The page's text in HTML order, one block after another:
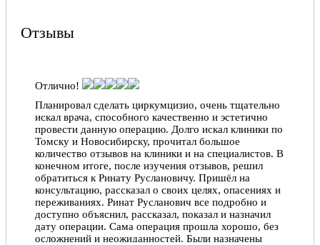
Отзывы
Отлично!
Планировал сделать циркумцизио, очень тщательно
искал врача, способного качественно и эстетично
провести данную операцию. Долго искал клиники по
Томску и Новосибирску, прочитал большое
количество отзывов на клиники и на специалистов. В
конечном итоге, после изучения отзывов, решил
обратиться к Ринату Руслановичу. Пришёл на
консультацию, рассказал о своих целях, опасениях и
переживаниях. Ринат Русланович все подробно и
доступно объяснил, рассказал, показал и назначил
дату операции. Сама операция прошла хорошо, без
осложнений и неожиданностей. Были назначены